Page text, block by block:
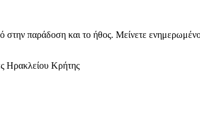
στην παράδοση και το ήθος. Μείνετε
Ηρακλείου Κρήτης